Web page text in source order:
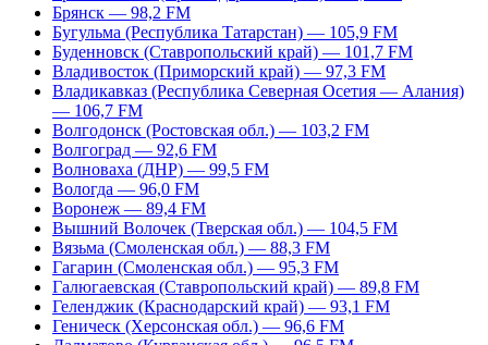
Брянск — 98,2 FM
Бугульма (Республика Татарстан) — 105,9 FM
Буденновск (Ставропольский край) — 101,7 FM
Владивосток (Приморский край) — 97,3 FM
Владикавказ (Республика Северная Осетия — Алания)
— 106,7 FM
Волгодонск (Ростовская обл.) — 103,2 FM
Волгоград — 92,6 FM
Волноваха (ДНР) — 99,5 FM
Вологда — 96,0 FM
Воронеж — 89,4 FM
Вышний Волочек (Тверская обл.) — 104,5 FM
Вязьма (Смоленская обл.) — 88,3 FM
Гагарин (Смоленская обл.) — 95,3 FM
Галюгаевская (Ставропольский край) — 89,8 FM
Геленджик (Краснодарский край) — 93,1 FM
Геническ (Херсонская обл.) — 96,6 FM